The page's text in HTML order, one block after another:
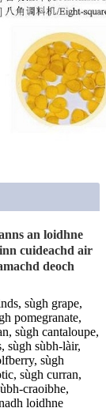
an loidhne
cuideachd air
deoch
sùgh grape,
pomegranate,
sùgh cantaloupe,
sùgh sùbh-làir,
sùgh
sùgh curran,
craoibhe,
loidhne